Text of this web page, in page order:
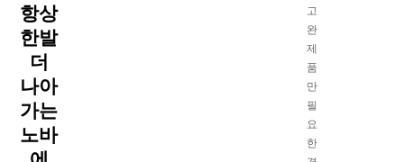
항상
한발
더
나아
가는
노바
고
완
제
품
만
필
요
한